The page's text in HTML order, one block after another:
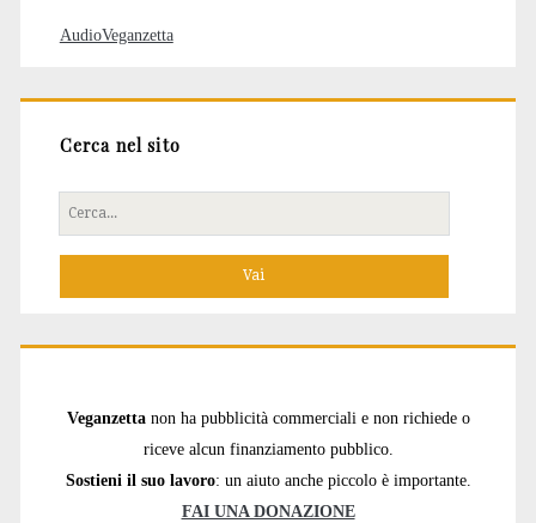
AudioVeganzetta
Cerca nel sito
Cerca
per:
Veganzetta non ha pubblicità commerciali e non richiede o
riceve alcun finanziamento pubblico.
Sostieni il suo lavoro: un aiuto anche piccolo è importante.
FAI UNA DONAZIONE